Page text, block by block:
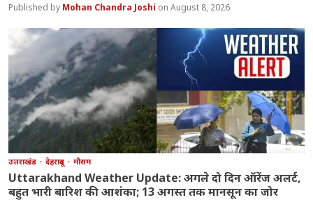
Mohan Chandra Joshi August 8, 2026
उत्तराखंड देहरादून मौसम
Uttarakhand Weather Update: अगले दो दिन ऑरेंज अलर्ट,
बहुत भारी बारिश की आशंका; 13 अगस्त तक मानसून का जोर